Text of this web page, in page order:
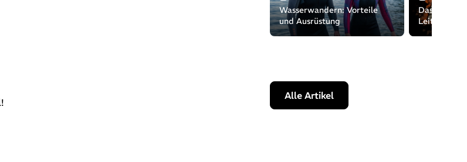
Wasserwandern: Vorteile
und Ausrüstung
Das Meer
Leitfaden
Entsorgen
Alle Artikel